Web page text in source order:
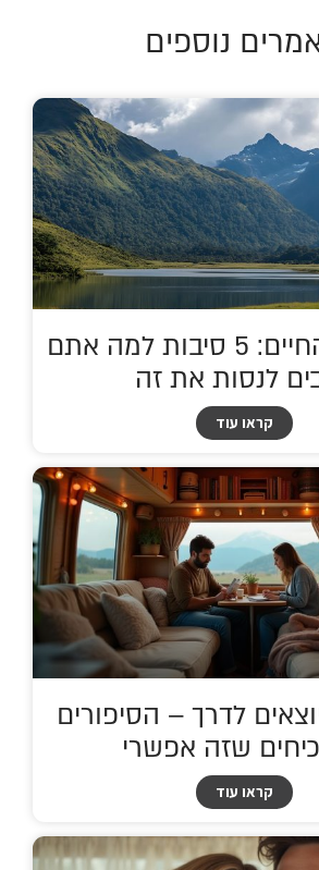
נוספים
קרוואן זה החיים: 5 סיבות למה אתם
לנסות את זה
קראו עוד
לדרך – הסיפורים
שזה אפשרי
קראו עוד